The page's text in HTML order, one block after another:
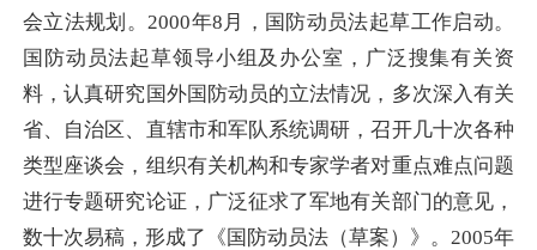
会立法规划。2000年8月，国防动员法起草工作启动。
国防动员法起草领导小组及办公室，广泛搜集有关资
料，认真研究国外国防动员的立法情况，多次深入有关
省、自治区、直辖市和军队系统调研，召开几十次各种
类型座谈会，组织有关机构和专家学者对重点难点问题
进行专题研究论证，广泛征求了军地有关部门的意见，
数十次易稿，形成了《国防动员法（草案）》。2005年